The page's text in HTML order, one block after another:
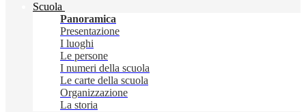
Scuola
Panoramica
Presentazione
I luoghi
Le persone
I numeri della scuola
Le carte della scuola
Organizzazione
La storia